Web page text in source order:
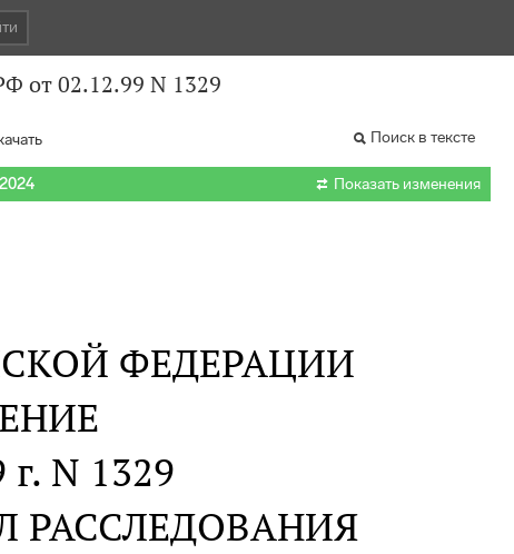
от 02.12.99 N 1329
Поиск в тексте
 Показать изменения
ФЕДЕРАЦИИ
г. N 1329
РАССЛЕДОВАНИЯ